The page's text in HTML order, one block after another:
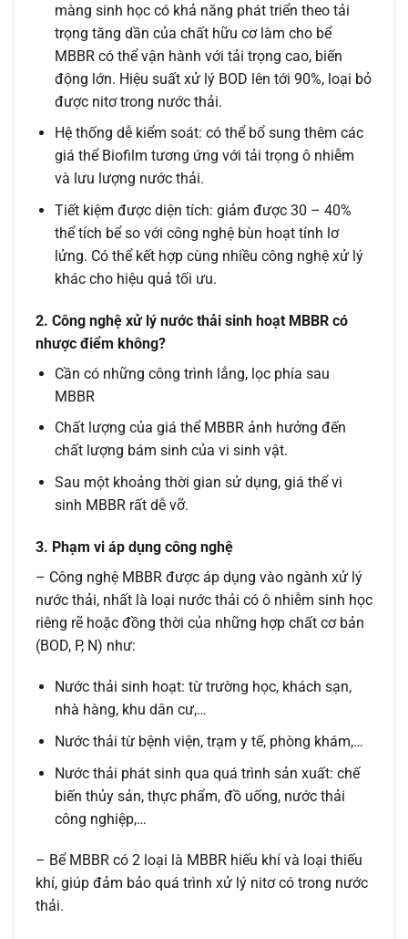
màng sinh học có khả năng phát triển theo tải
trọng tăng dần của chất hữu cơ làm cho bể
MBBR có thể vận hành với tải trọng cao, biến
động lớn. Hiệu suất xử lý BOD lên tới 90%, loại bỏ
được nitơ trong nước thải.
Hệ thống dễ kiểm soát: có thể bổ sung thêm các
giá thể Biofilm tương ứng với tải trọng ô nhiễm
và lưu lượng nước thải.
Tiết kiệm được diện tích: giảm được 30 – 40%
thể tích bể so với công nghệ bùn hoạt tính lơ
lửng. Có thể kết hợp cùng nhiều công nghệ xử lý
khác cho hiệu quả tối ưu.
2. Công nghệ xử lý nước thải sinh hoạt MBBR có
nhược điểm không?
Cần có những công trình lắng, lọc phía sau
MBBR
Chất lượng của giá thể MBBR ảnh hưởng đến
chất lượng bám sinh của vi sinh vật.
Sau một khoảng thời gian sử dụng, giá thể vi
sinh MBBR rất dễ vỡ.
3. Phạm vi áp dụng công nghệ
– Công nghệ MBBR được áp dụng vào ngành xử lý
nước thải, nhất là loại nước thải có ô nhiễm sinh học
riêng rẽ hoặc đồng thời của những hợp chất cơ bản
(BOD, P, N) như:
Nước thải sinh hoạt: từ trường học, khách sạn,
nhà hàng, khu dân cư,…
Nước thải từ bệnh viện, trạm y tế, phòng khám,…
Nước thải phát sinh qua quá trình sản xuất: chế
biến thủy sản, thực phẩm, đồ uống, nước thải
công nghiệp,…
– Bể MBBR có 2 loại là MBBR hiếu khí và loại thiếu
khí, giúp đảm bảo quá trình xử lý nitơ có trong nước
thải.